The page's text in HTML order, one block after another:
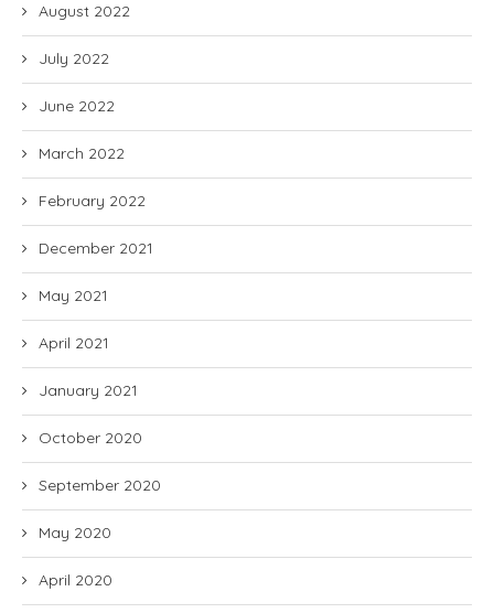
August 2022
July 2022
June 2022
March 2022
February 2022
December 2021
May 2021
April 2021
January 2021
October 2020
September 2020
May 2020
April 2020